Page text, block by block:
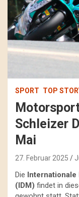
SPORT TOP
Schleizer
Mai
27. Februar 2025
Die
(IDM) findet in